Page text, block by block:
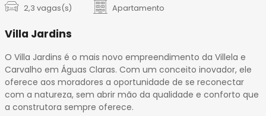
12
14
16
17
18
19
2,3 vagas(s) Apartamento
Villa Jardins
O Villa Jardins é o mais novo empreendimento da Villela e
Carvalho em Águas Claras. Com um conceito inovador, ele
oferece aos moradores a oportunidade de se reconectar
com a natureza, sem abrir mão da qualidade e conforto que
a construtora sempre oferece.